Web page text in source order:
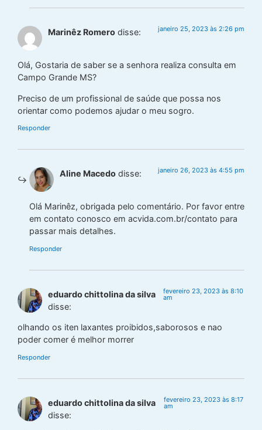
Marinêz Romero disse: janeiro 25, 2023 às 2:26 pm
Olá, Gostaria de saber se a senhora realiza consulta em
Campo Grande MS?
Preciso de um profissional de saúde que possa nos
orientar como podemos ajudar o meu sogro.
Responder
Aline Macedo disse: janeiro 26, 2023 às 4:55 pm
Olá Marinêz, obrigada pelo comentário. Por favor entre
em contato conosco em acvida.com.br/contato para
passar mais detalhes.
Responder
eduardo chittolina da silva
disse:
fevereiro 23, 2023 às 8:10
am
olhando os iten laxantes proibidos,saborosos e nao
poder comer é melhor morrer
Responder
eduardo chittolina da silva
disse:
fevereiro 23, 2023 às 8:17
am